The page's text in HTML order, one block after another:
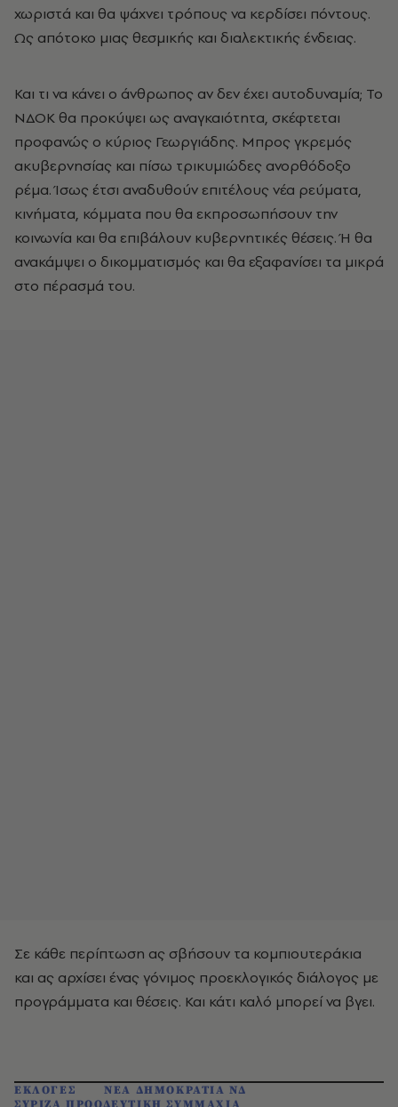
χωριστά και θα ψάχνει τρόπους να κερδίσει πόντους.
Ως απότοκο μιας θεσμικής και διαλεκτικής ένδειας.
Και τι να κάνει ο άνθρωπος αν δεν έχει αυτοδυναμία; Το
ΝΔΟΚ θα προκύψει ως αναγκαιότητα, σκέφτεται
προφανώς ο κύριος Γεωργιάδης. Μπρος γκρεμός
ακυβερνησίας και πίσω τρικυμιώδες ανορθόδοξο
ρέμα. Ίσως έτσι αναδυθούν επιτέλους νέα ρεύματα,
κινήματα, κόμματα που θα εκπροσωπήσουν την
κοινωνία και θα επιβάλουν κυβερνητικές θέσεις. Ή θα
ανακάμψει ο δικομματισμός και θα εξαφανίσει τα μικρά
στο πέρασμά του.
Σε κάθε περίπτωση ας σβήσουν τα κομπιουτεράκια
και ας αρχίσει ένας γόνιμος προεκλογικός διάλογος με
προγράμματα και θέσεις. Και κάτι καλό μπορεί να βγει.
ΕΚΛΟΓΕΣ
ΝΕΑ ΔΗΜΟΚΡΑΤΙΑ ΝΔ